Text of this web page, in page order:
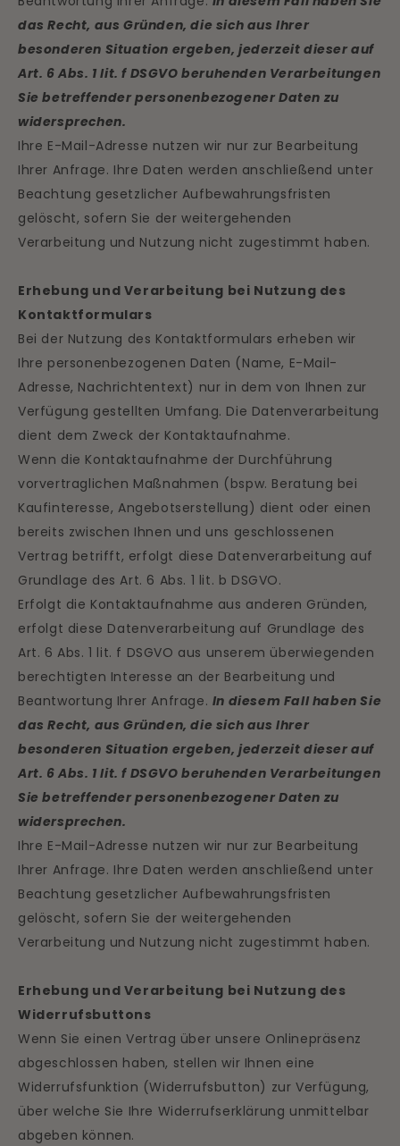
das Recht, aus Gründen, die sich aus Ihrer
besonderen Situation ergeben, jederzeit dieser auf
Art. 6 Abs. 1 lit. f DSGVO beruhenden Verarbeitungen
Sie betreffender personenbezogener Daten zu
widersprechen.
Ihre E-Mail-Adresse nutzen wir nur zur Bearbeitung
Ihrer Anfrage. Ihre Daten werden anschließend unter
Beachtung gesetzlicher Aufbewahrungsfristen
gelöscht, sofern Sie der weitergehenden
Verarbeitung und Nutzung nicht zugestimmt haben.
Erhebung und Verarbeitung bei Nutzung des
Kontaktformulars
Bei der Nutzung des Kontaktformulars erheben wir
Ihre personenbezogenen Daten (Name, E-Mail-
Adresse, Nachrichtentext) nur in dem von Ihnen zur
Verfügung gestellten Umfang. Die Datenverarbeitung
dient dem Zweck der Kontaktaufnahme.
Wenn die Kontaktaufnahme der Durchführung
vorvertraglichen Maßnahmen (bspw. Beratung bei
Kaufinteresse, Angebotserstellung) dient oder einen
bereits zwischen Ihnen und uns geschlossenen
Vertrag betrifft, erfolgt diese Datenverarbeitung auf
Grundlage des Art. 6 Abs. 1 lit. b DSGVO.
Erfolgt die Kontaktaufnahme aus anderen Gründen,
erfolgt diese Datenverarbeitung auf Grundlage des
Art. 6 Abs. 1 lit. f DSGVO aus unserem überwiegenden
berechtigten Interesse an der Bearbeitung und
Beantwortung Ihrer Anfrage. In diesem Fall haben Sie
das Recht, aus Gründen, die sich aus Ihrer
besonderen Situation ergeben, jederzeit dieser auf
Art. 6 Abs. 1 lit. f DSGVO beruhenden Verarbeitungen
Sie betreffender personenbezogener Daten zu
widersprechen.
Ihre E-Mail-Adresse nutzen wir nur zur Bearbeitung
Ihrer Anfrage. Ihre Daten werden anschließend unter
Beachtung gesetzlicher Aufbewahrungsfristen
gelöscht, sofern Sie der weitergehenden
Verarbeitung und Nutzung nicht zugestimmt haben.
Erhebung und Verarbeitung bei Nutzung des
Widerrufsbuttons
Wenn Sie einen Vertrag über unsere Onlinepräsenz
abgeschlossen haben, stellen wir Ihnen eine
Widerrufsfunktion (Widerrufsbutton) zur Verfügung,
über welche Sie Ihre Widerrufserklärung unmittelbar
abgeben können.